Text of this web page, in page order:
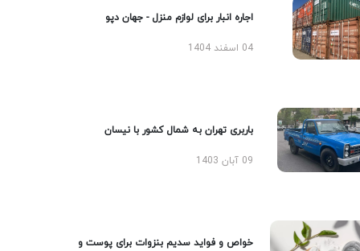
اجاره انبار برای لوازم منزل - جهان دپو
04 اسفند 1404
باربری تهران به شمال کشور با نیسان
09 آبان 1403
خواص و فواید سدیم بنزوات برای پوست و